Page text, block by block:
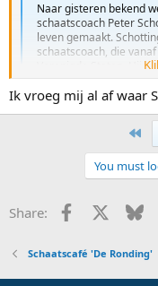
Naar gisteren bekend
schaatscoach Peter
leven gemaakt.
schaatscoach, die
Verenigde Staten. Hij
sportgeschiedenis.nl
Hij was de link tussen
"Na de Winterspelen
maakte plaats voor Bob
wisten Schotting en
Ik vroeg mij al af waar
You must
Share: Facebook
Schaatscafé 'De Ronding'